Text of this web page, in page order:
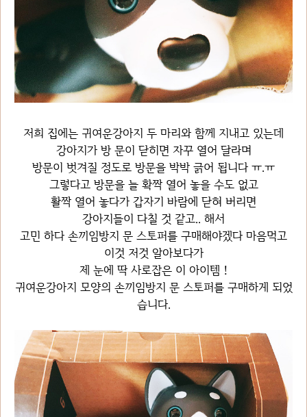
저희 집에는 귀여운강아지 두 마리와 함께 지내고 있는데
강아지가 방 문이 닫히면 자꾸 열어 달라며
방문이 벗겨질 정도로 방문을 박박 긁어 됩니다 ㅠ.ㅠ
그렇다고 방문을 늘 확짝 열어 놓을 수도 없고
활짝 열어 놓다가 갑자기 바람에 닫혀 버리면
강아지들이 다칠 것 같고.. 해서
고민 하다 손끼임방지 문 스토퍼를 구매해야겠다 마음먹고
이것 저것 알아보다가
제 눈에 딱 사로잡은 이 아이템 !
귀여운강아지 모양의 손끼임방지 문 스토퍼를 구매하게 되었
습니다.